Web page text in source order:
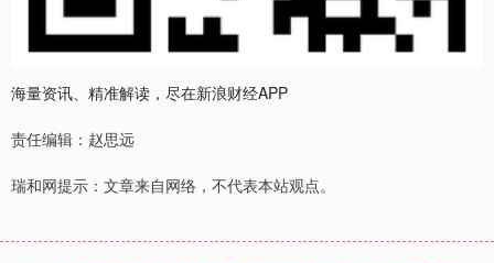
海量资讯、精准解读，尽在新浪财经APP
责任编辑：赵思远
瑞和网提示：文章来自网络，不代表本站观点。